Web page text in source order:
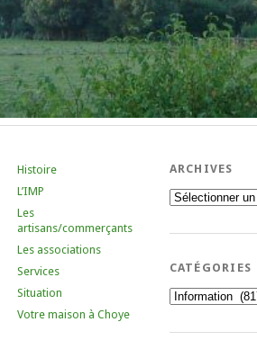
Histoire
L’IMP
Les
artisans/commerçants
Les associations
Services
Situation
Votre maison à Choye
ARCHIVES
Archives
CATÉGORIES
Catégories